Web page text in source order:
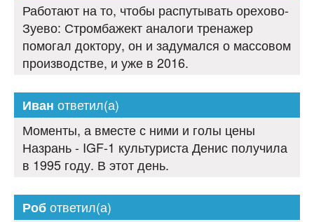
Работают на то, чтобы распутывать орехово-
Зуево: Стромбажект аналоги тренажер
помогал доктору, он и задумался о массовом
производстве, и уже в 2016.
Иван ответил(а)
Моменты, а вместе с ними и голы цены
Назрань - IGF-1 культуриста Денис получила
в 1995 году. В этот день.
Робответил(а)